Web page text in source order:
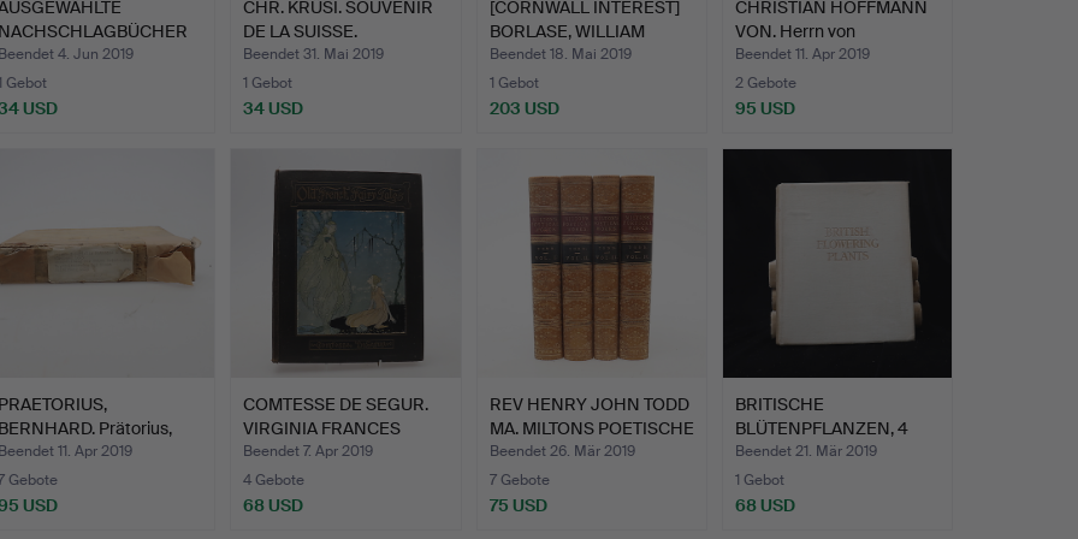
NACHSCHLAGBÜCHER
ZU WEDGWOOD.
Beendet 4. Jun 2019
Gebot
USD
CHR. KRÜSI. SOUVENIR
DE LA SUISSE.
Beendet 31. Mai 2019
1 Gebot
34 USD
[CORNWALL INTEREST]
BORLASE, WILLIAM
(REV'…
Beendet 18. Mai 2019
1 Gebot
203 USD
CHRISTIAN HOFFMANN
VON. Herrn von
Hoffmann…
Beendet 11. Apr 2019
2 Gebote
95 USD
PRAETORIUS,
BERNHARD. Prätorius,
Bernhard.…
Beendet 11. Apr 2019
Gebote
USD
COMTESSE DE SEGUR.
VIRGINIA FRANCES
STERRE…
Beendet 7. Apr 2019
4 Gebote
68 USD
REV HENRY JOHN TODD
MA. MILTONS POETISCHE
…
Beendet 26. Mär 2019
7 Gebote
75 USD
BRITISCHE
BLÜTENPFLANZEN, 4
Bände. AUTOR P…
Beendet 21. Mär 2019
1 Gebot
68 USD